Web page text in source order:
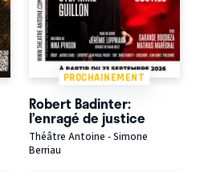
PROCHAINEMENT
Robert Badinter:
l’enragé de justice
Théâtre Antoine - Simone
Berriau